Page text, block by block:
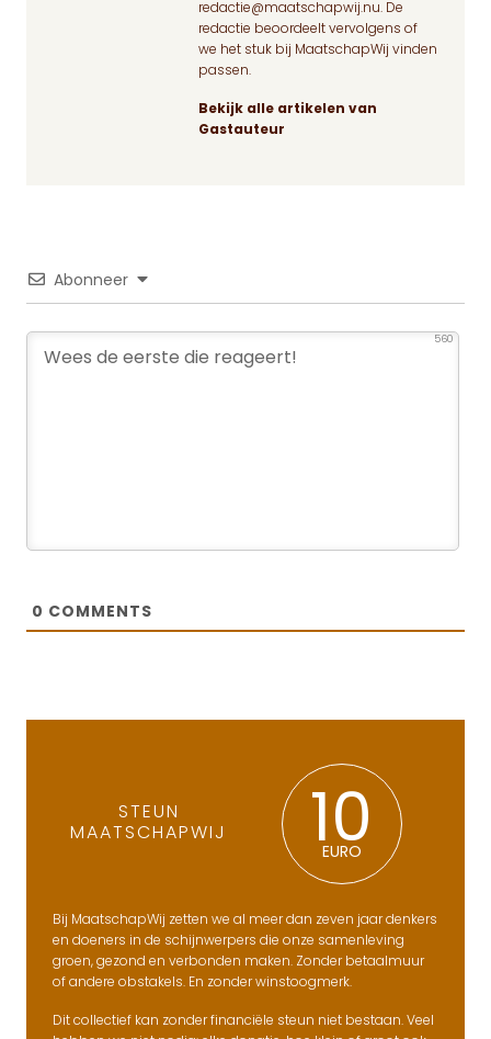
redactie@maatschapwij.nu. De
redactie beoordeelt vervolgens of
we het stuk bij MaatschapWij vinden
passen.
Bekijk alle artikelen van
Gastauteur
Abonneer
560
0 COMMENTS
STEUN
MAATSCHAPWIJ
10
EURO
Bij MaatschapWij zetten we al meer dan zeven jaar denkers
en doeners in de schijnwerpers die onze samenleving
groen, gezond en verbonden maken. Zonder betaalmuur
of andere obstakels. En zonder winstoogmerk.
Dit collectief kan zonder financiële steun niet bestaan. Veel